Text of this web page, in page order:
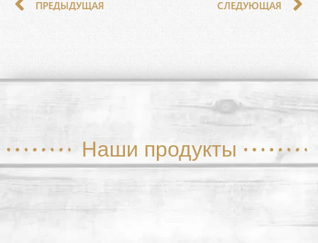
ПРЕДЫДУЩАЯ СЛЕДУЮЩАЯ
Наши продукты